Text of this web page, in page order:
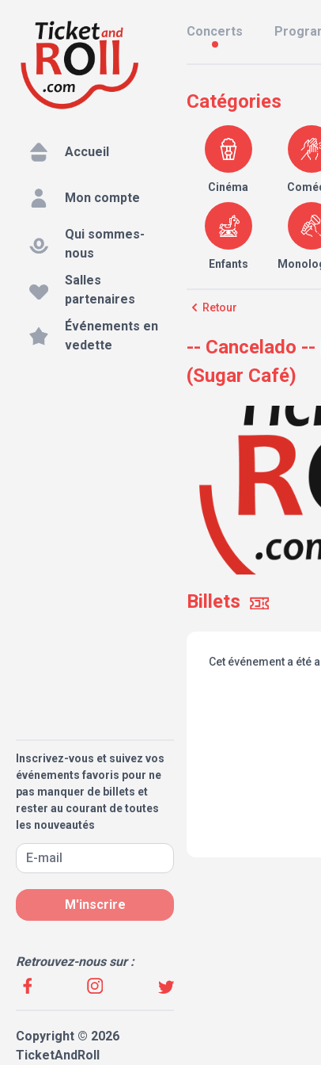
Accueil
Mon compte
Qui sommes-
nous
Salles
partenaires
Événements en
vedette
Inscrivez-vous et suivez vos
événements favoris pour ne
pas manquer de billets et
rester au courant de toutes
les nouveautés
M'inscrire
Retrouvez-nous sur :
Copyright © 2026
TicketAndRoll
Concerts
Catégories
Cinéma
Enfants
Retour
-- Cancelado --
(Sugar Café)
Billets
Cet événement a été